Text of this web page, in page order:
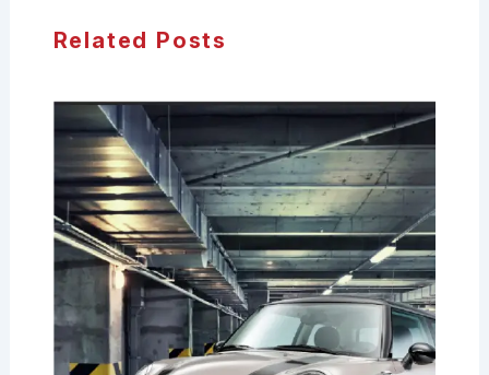
Related Posts